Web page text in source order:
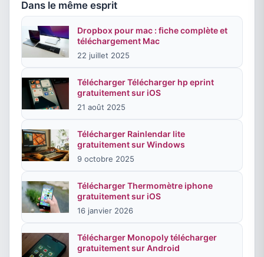
Dans le même esprit
Dropbox pour mac : fiche complète et
téléchargement Mac
22 juillet 2025
Télécharger Télécharger hp eprint
gratuitement sur iOS
21 août 2025
Télécharger Rainlendar lite
gratuitement sur Windows
9 octobre 2025
Télécharger Thermomètre iphone
gratuitement sur iOS
16 janvier 2026
Télécharger Monopoly télécharger
gratuitement sur Android